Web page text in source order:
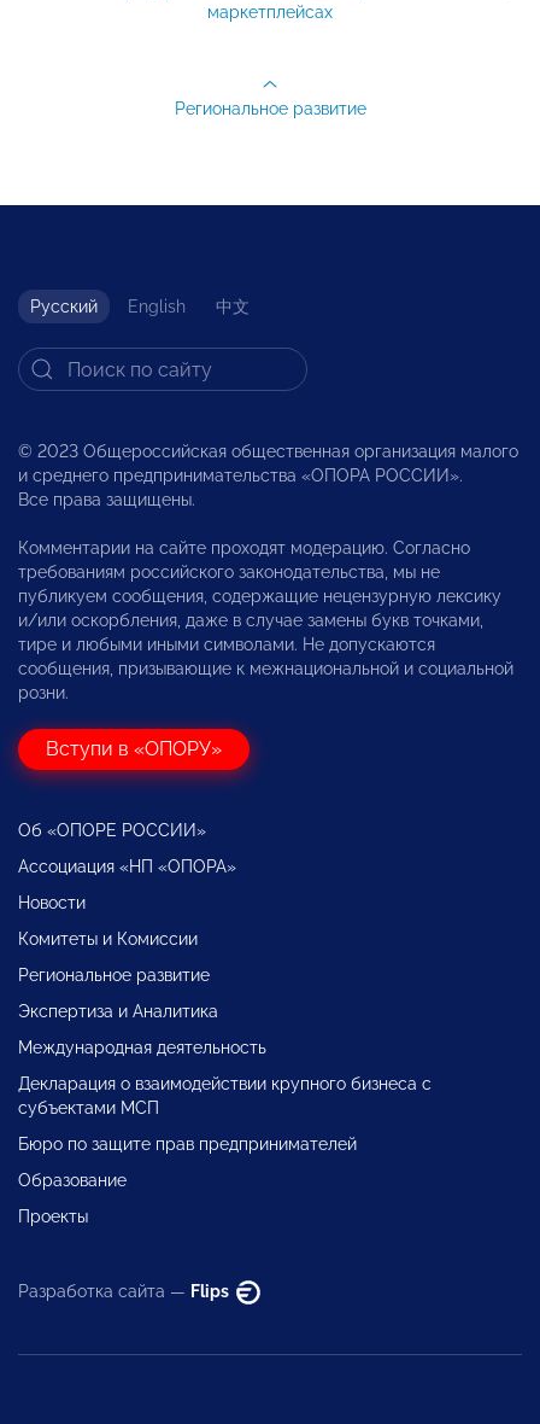
маркетплейсах
Региональное развитие
Русский English 中文
© 2023 Общероссийская общественная организация малого
и среднего предпринимательства «ОПОРА РОССИИ».
Все права защищены.
Комментарии на сайте проходят модерацию. Согласно
требованиям российского законодательства, мы не
публикуем сообщения, содержащие нецензурную лексику
и/или оскорбления, даже в случае замены букв точками,
тире и любыми иными символами. Не допускаются
сообщения, призывающие к межнациональной и социальной
розни.
Вступи в «ОПОРУ»
Об «ОПОРЕ РОССИИ»
Ассоциация «НП «ОПОРА»
Новости
Комитеты и Комиссии
Региональное развитие
Экспертиза и Аналитика
Международная деятельность
Декларация о взаимодействии крупного бизнеса с
субъектами МСП
Бюро по защите прав предпринимателей
Образование
Проекты
Разработка сайта — Flips